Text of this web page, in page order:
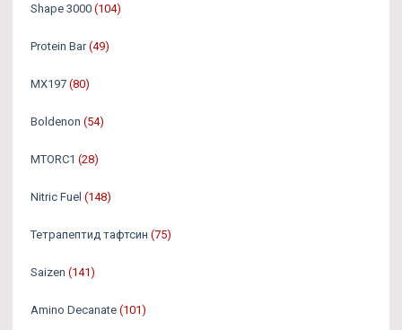
Shape 3000 (104)
Protein Bar (49)
MX197 (80)
Boldenon (54)
MTORC1 (28)
Nitric Fuel (148)
Тетрапептид тафтсин (75)
Saizen (141)
Amino Decanate (101)